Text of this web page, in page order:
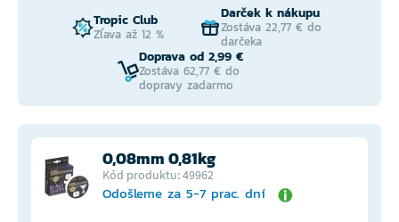
Tropic Club
Zľava až 12 %
Darček k nákupu
Zostáva 22,77 € do
darčeka
Doprava od 2,99 €
Zostáva 62,77 € do
dopravy zadarmo
0,08mm 0,81kg
Kód produktu: 49962
Odošleme za 5-7 prac. dní